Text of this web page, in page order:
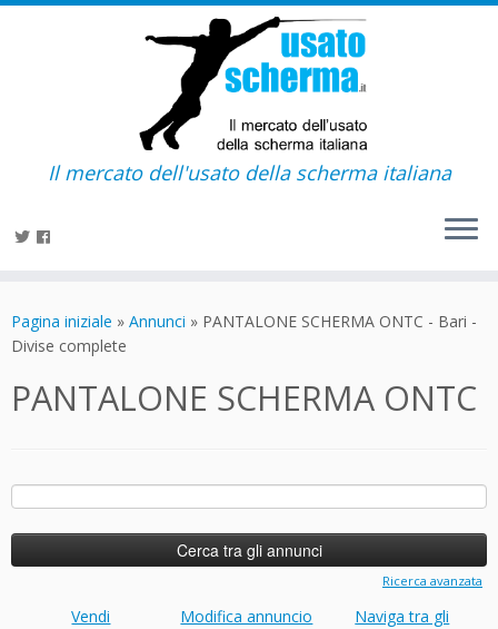
contenuto
Il mercato dell'usato della scherma italiana
Pagina iniziale » Annunci » PANTALONE SCHERMA ONTC - Bari -
Divise complete
PANTALONE SCHERMA ONTC
Ricerca
Ricerca avanzata
Vendi Modifica annuncio
Naviga tra gli